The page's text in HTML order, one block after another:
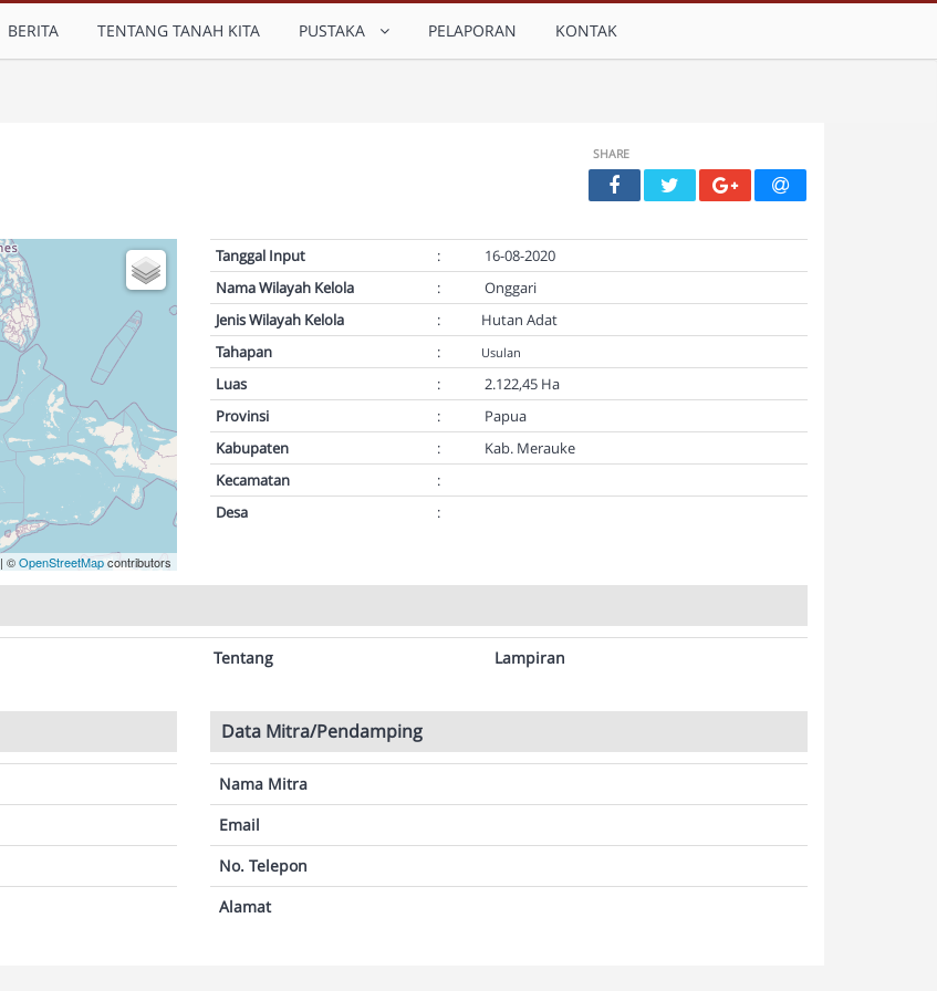
BERITA TENTANG TANAH KITA PUSTAKA PELAPORAN KONTAK
SHARE
| ©OpenStreetMapcontributors
Tanggal Input :
16-08-2020
Nama Wilayah Kelola
:
Onggari
Jenis Wilayah Kelola
:
Hutan Adat
Tahapan
: Usulan
Luas :
2.122,45 Ha
Provinsi
:
Papua
Kabupaten
:
Kab. Merauke
Kecamatan
:
Desa
:
Tentang Lampiran
Data Mitra/Pendamping
Nama Mitra
Email
No. Telepon
Alamat